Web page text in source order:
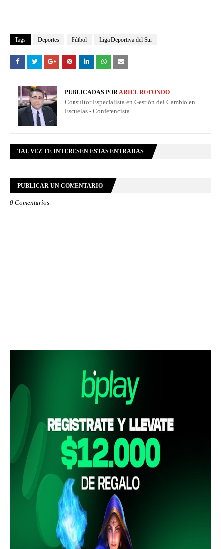
Tags Deportes Fútbol Liga Deportiva del Sur
PUBLICADAS PORARIEL ROTONDO
Consultor Especialista en Gestión del Cambio en
Escuelas - Conferencista
TAL VEZ TE INTERESEN ESTAS ENTRADAS
PUBLICAR UN COMENTARIO
0 Comentarios